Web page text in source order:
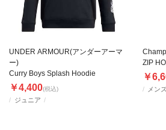
ジュニア
UNDER ARMOUR(アンダーアーマ
ー)
Curry Boys Splash Hoodie
￥4,400(税込) メン
ZIP
￥